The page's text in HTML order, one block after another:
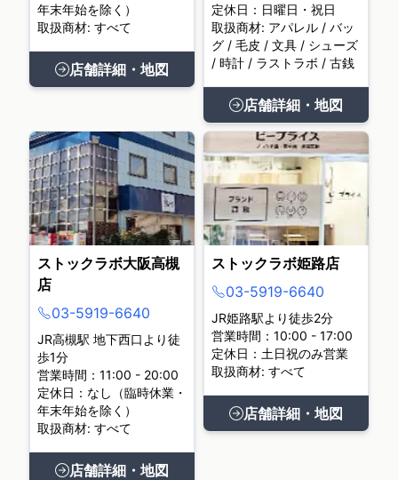
年末年始を除く）
取扱商材: すべて
店舗詳細・地図
定休日：日曜日・祝日
取扱商材: アパレル / バッ
グ / 毛皮 / 文具 / シューズ
/ 時計 / ラストラボ / 古銭
店舗詳細・地図
ストックラボ大阪高槻
店
03-5919-6640
JR高槻駅 地下西口より徒
歩1分
営業時間：11:00 - 20:00
定休日：なし（臨時休業・
年末年始を除く）
取扱商材: すべて
店舗詳細・地図
ストックラボ姫路店
03-5919-6640
JR姫路駅より徒歩2分
営業時間：10:00 - 17:00
定休日：土日祝のみ営業
取扱商材: すべて
店舗詳細・地図